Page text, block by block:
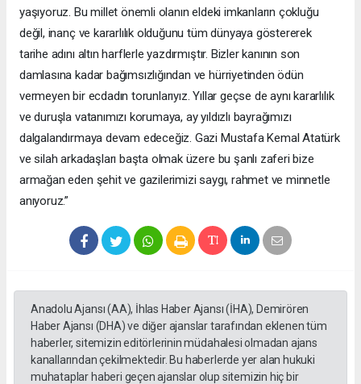
yaşıyoruz. Bu millet önemli olanın eldeki imkanların çokluğu
değil, inanç ve kararlılık olduğunu tüm dünyaya göstererek
tarihe adını altın harflerle yazdırmıştır. Bizler kanının son
damlasına kadar bağımsızlığından ve hürriyetinden ödün
vermeyen bir ecdadın torunlarıyız. Yıllar geçse de aynı kararlılık
ve duruşla vatanımızı korumaya, ay yıldızlı bayrağımızı
dalgalandırmaya devam edeceğiz. Gazi Mustafa Kemal Atatürk
ve silah arkadaşları başta olmak üzere bu şanlı zaferi bize
armağan eden şehit ve gazilerimizi saygı, rahmet ve minnetle
anıyoruz.”
Anadolu Ajansı (AA), İhlas Haber Ajansı (İHA), Demirören
Haber Ajansı (DHA) ve diğer ajanslar tarafından eklenen tüm
haberler, sitemizin editörlerinin müdahalesi olmadan ajans
kanallarından çekilmektedir. Bu haberlerde yer alan hukuki
muhataplar haberi geçen ajanslar olup sitemizin hiç bir